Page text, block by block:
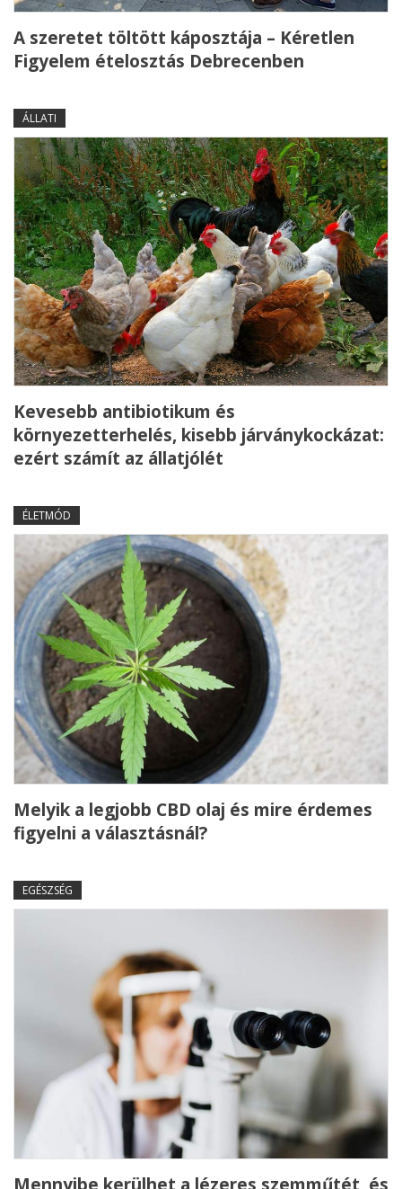
A szeretet töltött káposztája – Kéretlen
Figyelem ételosztás Debrecenben
ÁLLATI
Kevesebb antibiotikum és
környezetterhelés, kisebb járványkockázat:
ezért számít az állatjólét
ÉLETMÓD
Melyik a legjobb CBD olaj és mire érdemes
figyelni a választásnál?
EGÉSZSÉG